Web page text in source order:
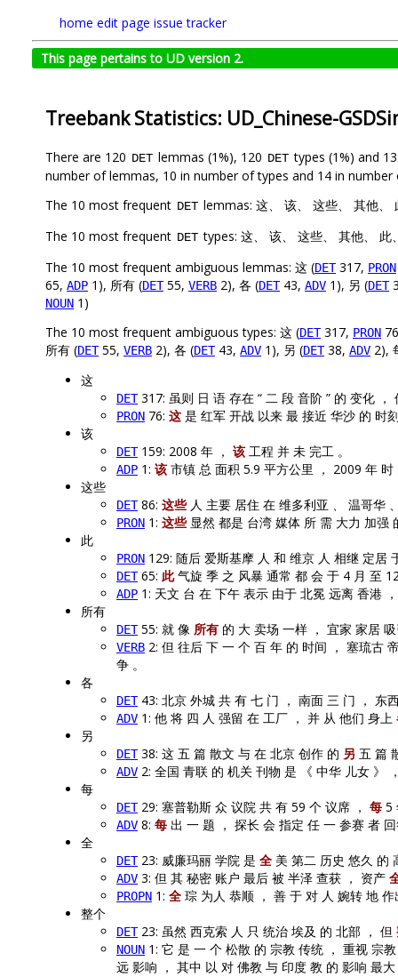
home edit page issue tracker
This page pertains to UD version 2.
Treebank Statistics: UD_Chinese-
There are 120 DET lemmas (1%), 120 DET types (1%) and
number of lemmas, 10 in number of types and 14 in number
The 10 most frequent DET lemmas: 这、 该、 这些、 其他、
The 10 most frequent DET types: 这、 该、 这些、 其他、 此
The 10 most frequent ambiguous lemmas: 这 (DET317, PRON
65, ADP 1), 所有 (DET55, VERB 2), 各 (DET43, ADV 1), 另 (DET
NOUN 1)
The 10 most frequent ambiguous types: 这 (DET317, PRON
所有 (DET55, VERB 2), 各 (DET43, ADV 1), 另 (DET38, ADV 2),
这
DET317: 虽则 日 语 存在 “ 二 段 音阶 ” 的 变化 ，
PRON 76: 这 是 红军 开战 以来 最 接近 华沙 的 时
该
DET159: 2008 年 ， 该工程 并 未 完工 。
ADP 1: 该市镇 总 面积 5.9 平方公里 ， 2009 年
这些
DET86: 这些人 主要 居住 在 维多利亚 、 温哥华
PRON 1: 这些显然 都是 台湾 媒体 所 需 大力 加强
此
PRON 129: 随后 爱斯基摩 人 和 维京 人 相继 定居
DET65: 此气旋 季 之 风暴 通常 都 会 于 4 月 至
ADP 1: 天文 台 在 下午 表示 由于 北冕 远离 香港
所有
DET55: 就 像 所有 的 大 卖场 一样 ， 宜家 家居
VERB 2: 但 往后 下 一 个 百 年 的 时间 ， 塞琉古
争 。
各
DET43: 北京 外城 共 有 七 门 ， 南面 三 门 ， 东
ADV 1: 他 将 四 人 强留 在 工厂 ， 并 从 他们 身上
另
DET38: 这 五 篇 散文 与 在 北京 创作 的 另 五 篇
ADV 2: 全国 青联 的 机关 刊物 是 《 中华 儿女 》
每
DET29: 塞普勒斯 众 议院 共 有 59 个 议席 ， 每 5
ADV 8: 每 出 一 题 ， 探长 会 指定 任 一 参赛 者
全
DET23: 威廉玛丽 学院 是 全 美 第二 历史 悠久 的
ADV 3: 但 其 秘密 账户 最后 被 半泽 查获 ， 资产
PROPN 1: 全 琮 为人 恭顺 ， 善 于 对 人 婉转 地
整个
DET23: 虽然 西克索 人 只 统治 埃及 的 北部 ， 但
NOUN 1: 它 是 一 个 松散 的 宗教 传统 ， 重视 宗
远 影响 ， 其中 以 对 佛教 与 印度 教 的 影响 最